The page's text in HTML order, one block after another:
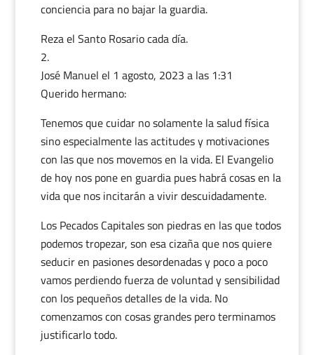
conciencia para no bajar la guardia.
Reza el Santo Rosario cada día.
José Manuel el 1 agosto, 2023 a las 1:31
Querido hermano:
Tenemos que cuidar no solamente la salud física
sino especialmente las actitudes y motivaciones
con las que nos movemos en la vida. El Evangelio
de hoy nos pone en guardia pues habrá cosas en la
vida que nos incitarán a vivir descuidadamente.
Los Pecados Capitales son piedras en las que todos
podemos tropezar, son esa cizaña que nos quiere
seducir en pasiones desordenadas y poco a poco
vamos perdiendo fuerza de voluntad y sensibilidad
con los pequeños detalles de la vida. No
comenzamos con cosas grandes pero terminamos
justificarlo todo.